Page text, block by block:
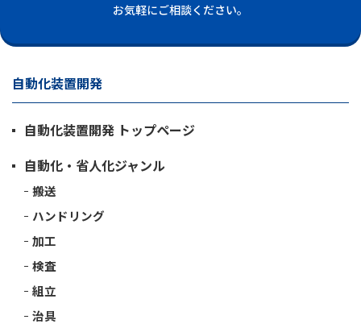
お気軽にご相談ください。
自動化装置開発
自動化装置開発 トップページ
自動化・省人化ジャンル
搬送
ハンドリング
加工
検査
組立
治具